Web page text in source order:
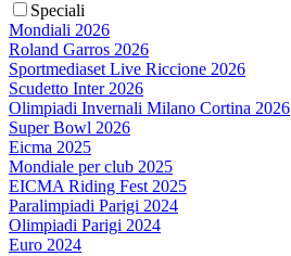
Speciali
Mondiali 2026
Roland Garros 2026
Sportmediaset Live Riccione 2026
Scudetto Inter 2026
Olimpiadi Invernali Milano Cortina 2026
Super Bowl 2026
Eicma 2025
Mondiale per club 2025
EICMA Riding Fest 2025
Paralimpiadi Parigi 2024
Olimpiadi Parigi 2024
Euro 2024